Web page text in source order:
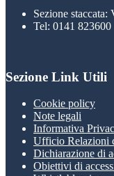
Sezione
Tel: 0141 823600
Sezione Link Utili
Cookie policy
Note legali
Informativa
Ufficio Relazioni
Dichiarazione di
Obiettivi di